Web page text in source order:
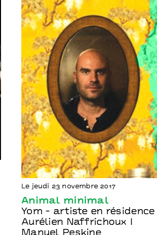
Le jeudi 23 novembre 2017
Animal minimal
Yom - artiste en résidence I
Aurélien Naffrichoux I
Manuel Peskine